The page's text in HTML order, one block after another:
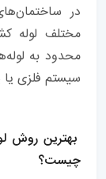
در
مختلف لوله
محدود به
سیستم فلزی
بهترین روش
چیست؟